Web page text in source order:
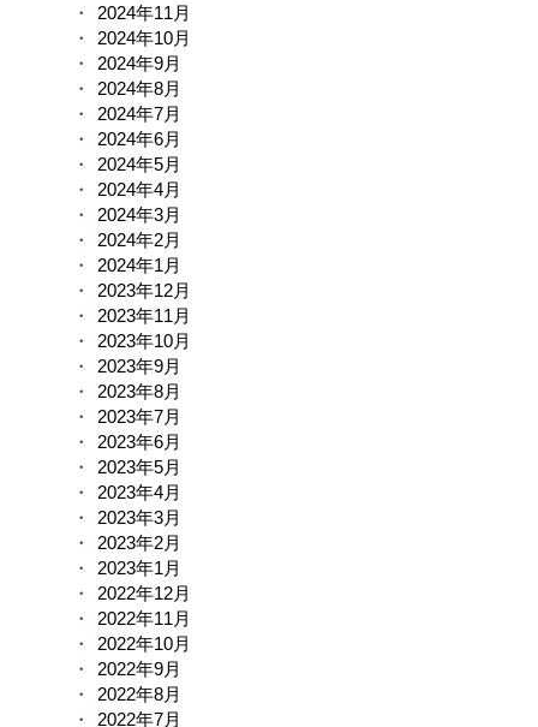
2024年11月
2024年10月
2024年9月
2024年8月
2024年7月
2024年6月
2024年5月
2024年4月
2024年3月
2024年2月
2024年1月
2023年12月
2023年11月
2023年10月
2023年9月
2023年8月
2023年7月
2023年6月
2023年5月
2023年4月
2023年3月
2023年2月
2023年1月
2022年12月
2022年11月
2022年10月
2022年9月
2022年8月
2022年7月